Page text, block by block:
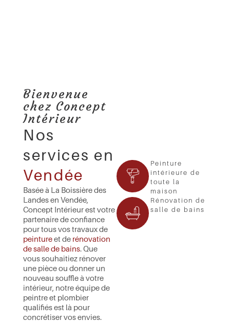
Peinture
intérieure de
toute la
maison
Rénovation de
salle de bains
Bienvenue
chez Concept
Intérieur
Nos
services en
Vendée
Basée à La Boissière des
Landes en Vendée,
Concept Intérieur est votre
partenaire de confiance
pour tous vos travaux de
peintureet de rénovation
de salle de bains. Que
vous souhaitiez rénover
une pièce ou donner un
nouveau souffle à votre
intérieur, notre équipe de
peintre et plombier
qualifiés est là pour
concrétiser vos envies.